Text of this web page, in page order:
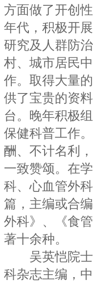
方面做了开创
年代，积极开
研究及人群防
村、城市居民
作。取得大量
供了宝贵的资
台。晚年积极
保健科普工作
酬、不计名利
一致赞颂。在
科、心血管外
篇，主编或合
外科》、《食
著十余种。
吴英恺院士
科杂志主编，